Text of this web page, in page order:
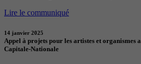
Lire le communiqué
14 janvier 2025
Appel à projets pour les artistes et organismes
Capitale-Nationale